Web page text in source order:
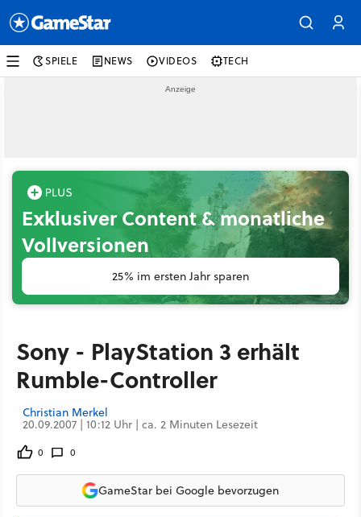
SPIELE NEWS VIDEOS TECH
Exklusiver Content & monatliche
Vollversionen
25% im ersten Jahr sparen
Sony - PlayStation 3 erhält
Rumble-Controller
Christian Merkel
20.09.2007 | 10:12 Uhr | ca. 2 Minuten Lesezeit
0 0
GameStar bei Google bevorzugen